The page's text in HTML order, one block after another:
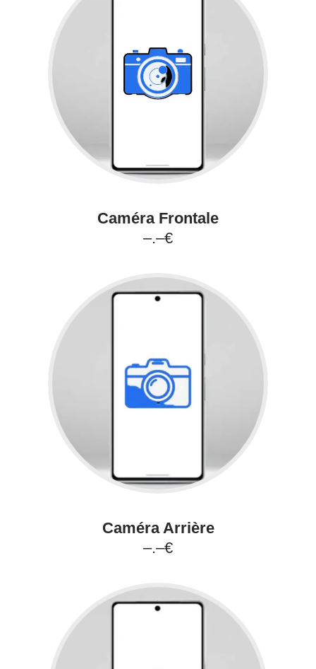
Caméra Frontale
–.–€
Caméra Arrière
–.–€